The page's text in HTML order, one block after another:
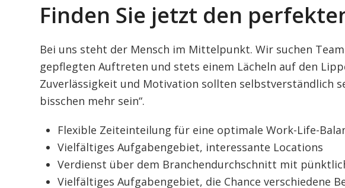
Finden Sie jetzt den
Bei uns steht der Mensch im Mittelpunkt. Wir suchen
gepflegten Auftreten und stets einem Lächeln auf den
Zuverlässigkeit und Motivation sollten selbstverständlich
bisschen mehr sein“.
Flexible Zeiteinteilung für eine optimale Work-Life-
Vielfältiges Aufgabengebiet, interessante Locations
Verdienst über dem Branchendurchschnitt mit
Vielfältiges Aufgabengebiet, die Chance verschiedene